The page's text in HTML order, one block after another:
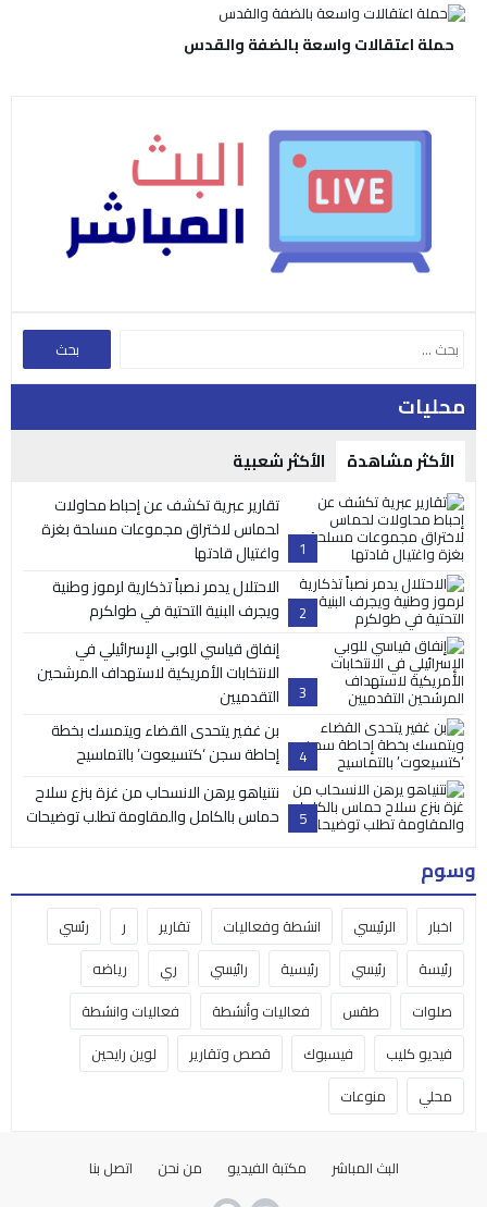
حملة اعتقالات واسعة بالضفة والقدس
محليات
الأكثر مشاهدة الأكثر شعبية
1
تقارير عبرية تكشف عن إحباط محاولات
لحماس لاختراق مجموعات مسلحة بغزة
واغتيال قادتها
2
الاحتلال يدمر نصباً تذكارية لرموز وطنية
ويجرف البنية التحتية في طولكرم
3
إنفاق قياسي للوبي الإسرائيلي في
الانتخابات الأمريكية لاستهداف المرشحين
التقدميين
4
بن غفير يتحدى القضاء ويتمسك بخطة
إحاطة سجن ‘كتسيعوت’ بالتماسيح
5
نتنياهو يرهن الانسحاب من غزة بنزع سلاح
حماس بالكامل والمقاومة تطلب توضيحات
وسوم
اخبار الرئيسي انشطة وفعاليات تقارير ر
رئسي
رئيسة
رئيسي رئيسية رائيسي ري
رياضه
صلوات
طقس فعاليات وأنشطة
فعاليات وانشطة
فيديو كليب
فيسبوك قصص وتقارير
لوين رايحين
محلي
منوعات
البث المباشر مكتبة الفيديو من نحن اتصل بنا